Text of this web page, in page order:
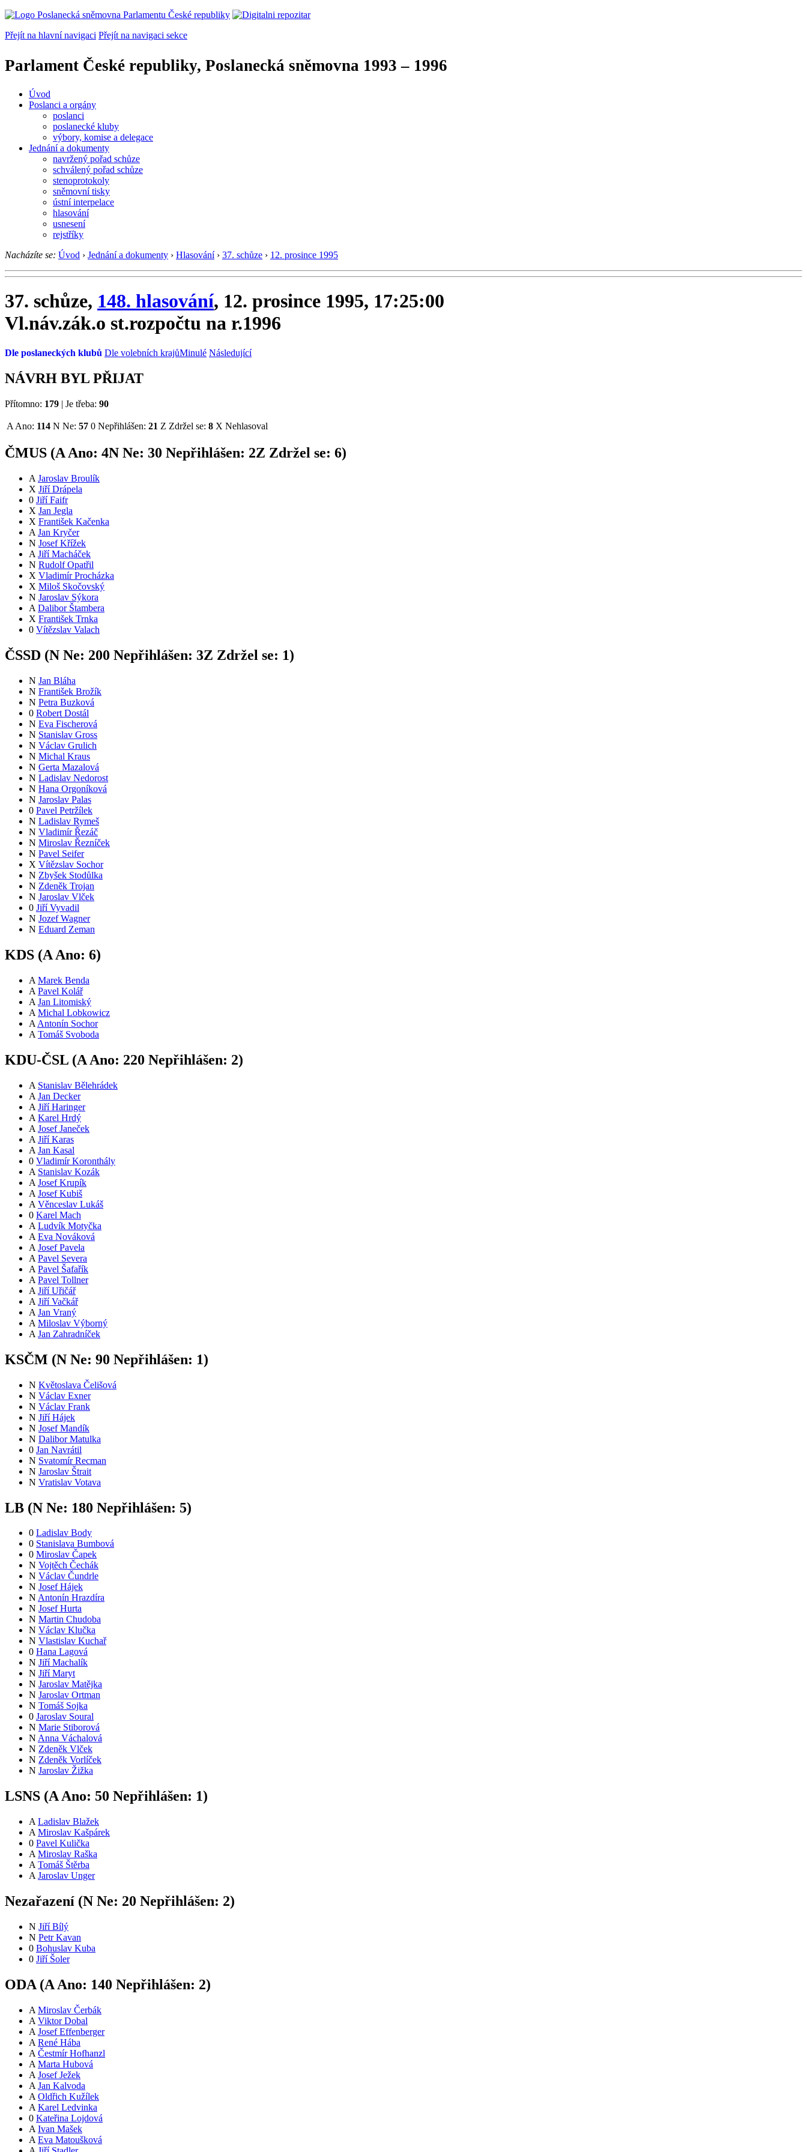
Přejít na hlavní navigaci Přejít na navigaci sekce
Parlament České republiky, Poslanecká sněmovna 1993 – 1996
Úvod
Poslanci a orgány
poslanci
poslanecké kluby
výbory, komise a delegace
Jednání a dokumenty
navržený pořad schůze
schválený pořad schůze
stenoprotokoly
sněmovní tisky
ústní interpelace
hlasování
usnesení
rejstříky
Nacházíte se: Úvod › Jednání a dokumenty › Hlasování › 37. schůze › 12. prosince 1995
37. schůze, 148. hlasování, 12. prosince 1995, 17:25:00
Vl.náv.zák.o st.rozpočtu na r.1996
Dle poslaneckých klubů Dle volebních krajůMinulé Následující
NÁVRH BYL PŘIJAT
Přítomno: 179 | Je třeba: 90
A Ano: 114 N Ne: 57 0 Nepřihlášen: 21 Z Zdržel se: 8 X Nehlasoval
ČMUS (AAno: 4N Ne: 30 Nepřihlášen: 2Z Zdržel se: 6)
A Jaroslav Broulík
X Jiří Drápela
0 Jiří Faifr
X Jan Jegla
X František Kačenka
A Jan Kryčer
N Josef Křížek
A Jiří Macháček
N Rudolf Opatřil
X Vladimír Procházka
X Miloš Skočovský
N Jaroslav Sýkora
A Dalibor Štambera
X František Trnka
0 Vítězslav Valach
ČSSD (N Ne: 200 Nepřihlášen: 3Z Zdržel se: 1)
N Jan Bláha
N František Brožík
N Petra Buzková
0 Robert Dostál
N Eva Fischerová
N Stanislav Gross
N Václav Grulich
N Michal Kraus
N Gerta Mazalová
N Ladislav Nedorost
N Hana Orgoníková
N Jaroslav Palas
0 Pavel Petržílek
N Ladislav Rymeš
N Vladimír Řezáč
N Miroslav Řezníček
N Pavel Seifer
X Vítězslav Sochor
N Zbyšek Stodůlka
N Zdeněk Trojan
N Jaroslav Vlček
0 Jiří Vyvadil
N Jozef Wagner
N Eduard Zeman
KDS (A Ano: 6)
A Marek Benda
A Pavel Kolář
A Jan Litomiský
A Michal Lobkowicz
A Antonín Sochor
A Tomáš Svoboda
KDU-ČSL (A Ano: 220 Nepřihlášen: 2)
A Stanislav Bělehrádek
A Jan Decker
A Jiří Haringer
A Karel Hrdý
A Josef Janeček
A Jiří Karas
A Jan Kasal
0 Vladimír Koronthály
A Stanislav Kozák
A Josef Krupík
A Josef Kubiš
A Věnceslav Lukáš
0 Karel Mach
A Ludvík Motyčka
A Eva Nováková
A Josef Pavela
A Pavel Severa
A Pavel Šafařík
A Pavel Tollner
A Jiří Uřičář
A Jiří Vačkář
A Jan Vraný
A Miloslav Výborný
A Jan Zahradníček
KSČM (N Ne: 90 Nepřihlášen: 1)
N Květoslava Čelišová
N Václav Exner
N Václav Frank
N Jiří Hájek
N Josef Mandík
N Dalibor Matulka
0 Jan Navrátil
N Svatomír Recman
N Jaroslav Štrait
N Vratislav Votava
LB (N Ne: 180 Nepřihlášen: 5)
0 Ladislav Body
0 Stanislava Bumbová
0 Miroslav Čapek
N Vojtěch Čechák
N Václav Čundrle
N Josef Hájek
N Antonín Hrazdíra
N Josef Hurta
N Martin Chudoba
N Václav Klučka
N Vlastislav Kuchař
0 Hana Lagová
N Jiří Machalík
N Jiří Maryt
N Jaroslav Matějka
N Jaroslav Ortman
N Tomáš Sojka
0 Jaroslav Soural
N Marie Stiborová
N Anna Váchalová
N Zdeněk Vlček
N Zdeněk Vorlíček
N Jaroslav Žižka
LSNS (AAno: 50 Nepřihlášen: 1)
A Ladislav Blažek
A Miroslav Kašpárek
0 Pavel Kulička
A Miroslav Raška
A Tomáš Štěrba
A Jaroslav Unger
Nezařazení (N Ne: 20 Nepřihlášen: 2)
N Jiří Bílý
N Petr Kavan
0 Bohuslav Kuba
0 Jiří Šoler
ODA (A Ano: 140 Nepřihlášen: 2)
A Miroslav Čerbák
A Viktor Dobal
A Josef Effenberger
A René Hába
A Čestmír Hofhanzl
A Marta Hubová
A Josef Ježek
A Jan Kalvoda
A Oldřich Kužílek
A Karel Ledvinka
0 Kateřina Lojdová
A Ivan Mašek
A Eva Matoušková